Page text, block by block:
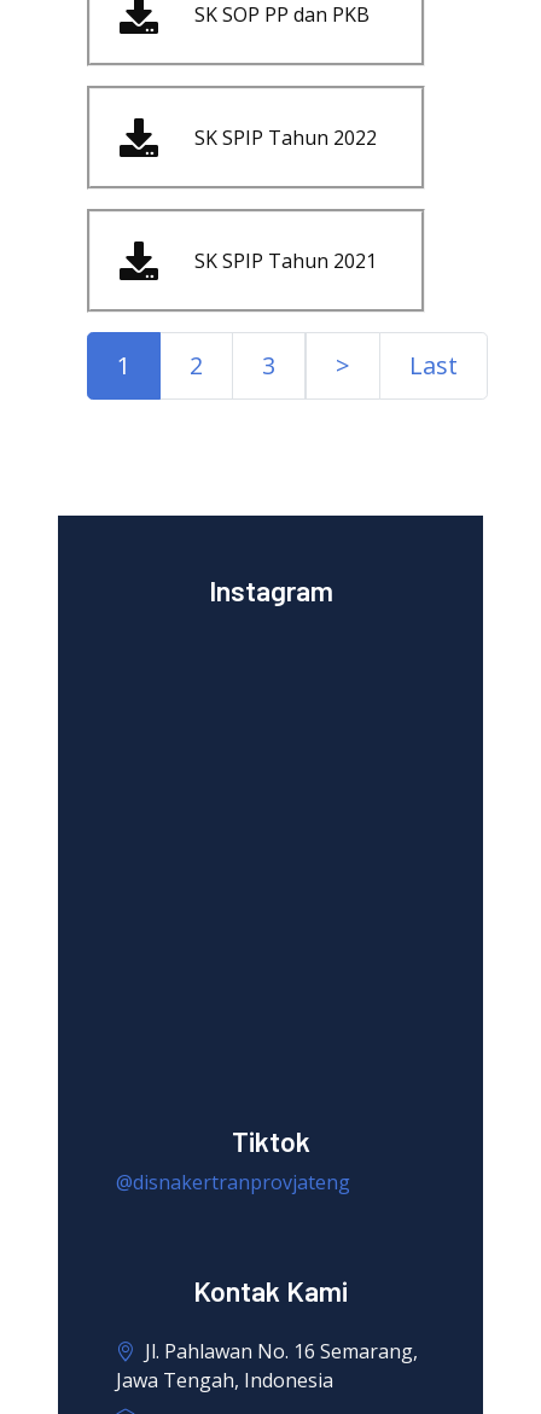
SK SOP PP dan PKB
SK SPIP Tahun 2022
SK SPIP Tahun 2021
1 2 3 > Last
Instagram
Tiktok
@disnakertranprovjateng
Kontak Kami
Jl. Pahlawan No. 16 Semarang,
Jawa Tengah, Indonesia